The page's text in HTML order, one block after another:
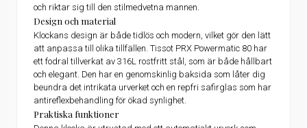
och riktar sig till den stilmedvetna mannen.
Design och material
Klockans design är både tidlös och modern, vilket gör den lätt
att anpassa till olika tillfällen. Tissot PRX Powermatic 80 har
ett fodral tillverkat av 316L rostfritt stål, som är både hållbart
och elegant. Den har en genomskinlig baksida som låter dig
beundra det intrikata urverket och en repfri safirglas som har
antireflexbehandling för ökad synlighet.
Praktiska funktioner